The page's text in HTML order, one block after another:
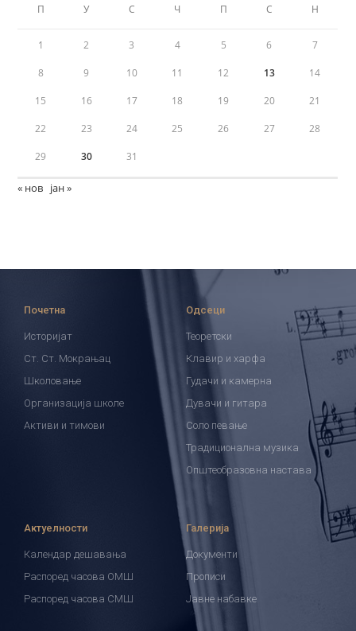
П У С Ч П С Н
1 2 3 4 5 6 7
8 9 10 11 12 13 14
15 16 17 18 19 20 21
22 23 24 25 26 27 28
29 30 31
« нов јан »
Почетна
Историјат
Ст. Ст. Мокрањац
Школовање
Организација школе
Активи и тимови
Одсеци
Теоретски
Клавир и харфа
Гудачи и камерна
Дувачи и гитара
Соло певање
Традиционална музика
Општеобразовна настава
Актуелности
Календар дешавања
Распоред часова ОМШ
Распоред часова СМШ
Галерија
Документи
Прописи
Јавне набавке